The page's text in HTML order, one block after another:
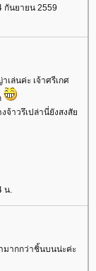
กันยายน 2559
เล่นค่ะ เจ้าศรีเกศ
จ้าวรึเปล่านี่ยังสงสั
น.
มากกว่าชิ้นบนน่ะค่ะ